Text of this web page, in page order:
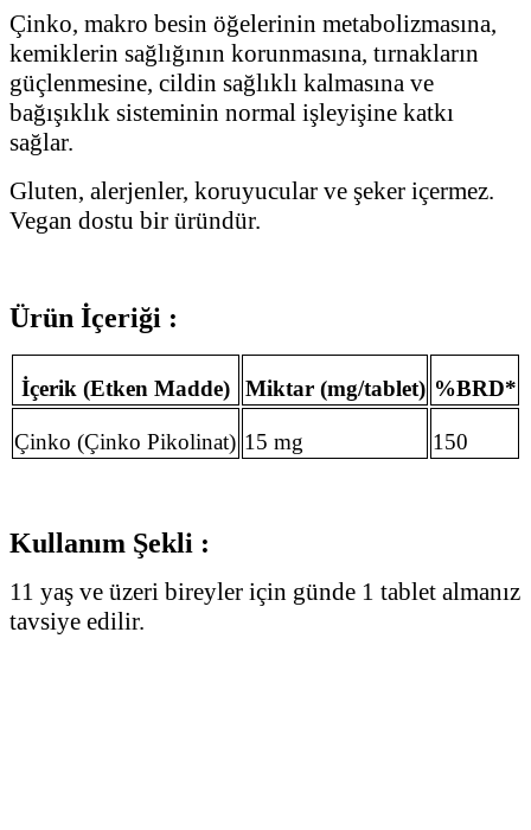
Çinko, makro besin öğelerinin metabolizmasına,
kemiklerin sağlığının korunmasına, tırnakların
güçlenmesine, cildin sağlıklı kalmasına ve
bağışıklık sisteminin normal işleyişine katkı
sağlar.
Gluten, alerjenler, koruyucular ve şeker içermez.
Vegan dostu bir üründür.
Ürün İçeriği :
İçerik (Etken Madde) Miktar (mg/tablet) %BRD*
Çinko (Çinko Pikolinat) 15 mg 150
Kullanım Şekli :
11 yaş ve üzeri bireyler için günde 1 tablet almanız
tavsiye edilir.